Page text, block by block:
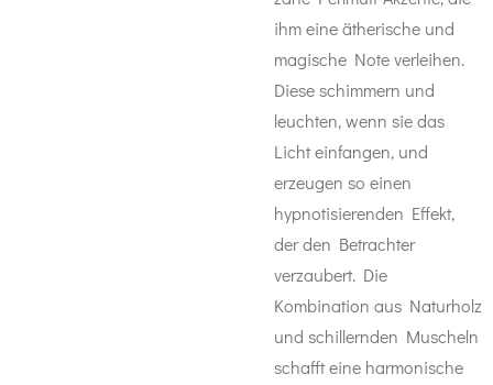
ihm eine ätherische und
magische Note verleihen.
Diese schimmern und
leuchten, wenn sie das
Licht einfangen, und
erzeugen so einen
hypnotisierenden Effekt,
der den Betrachter
verzaubert. Die
Kombination aus Naturholz
und schillernden Muscheln
schafft eine harmonische